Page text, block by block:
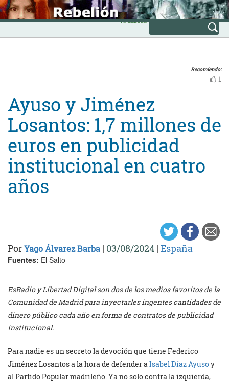
Skip
to
content
INICIO
Avanzada
Recomiendo:
1
Ayuso y Jiménez
Losantos: 1,7 millones de
euros en publicidad
institucional en cuatro
años
PorYago Álvarez Barba | 03/08/2024 | España
Fuentes: El Salto
EsRadio y Libertad Digital son dos de los medios favoritos de la
Comunidad de Madrid para inyectarles ingentes cantidades de
dinero público cada año en forma de contratos de publicidad
institucional.
Para nadie es un secreto la devoción que tiene Federico
Jiménez Losantos a la hora de defender aIsabel Díaz Ayusoy
al Partido Popular madrileño. Ya no solo contra la izquierda,